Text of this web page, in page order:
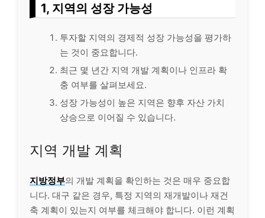
1, 지역의 성장 가능성
투자할 지역의 경제적 성장 가능성을 평가하
는 것이 중요합니다.
최근 몇 년간 지역 개발 계획이나 인프라 확
충 여부를 살펴보세요.
성장 가능성이 높은 지역은 향후 자산 가치
상승으로 이어질 수 있습니다.
지역 개발 계획
지방정부의 개발 계획을 확인하는 것은 매우 중요합
니다. 대구 같은 경우, 특정 지역의 재개발이나 재건
축 계획이 있는지 여부를 체크해야 합니다. 이런 계획